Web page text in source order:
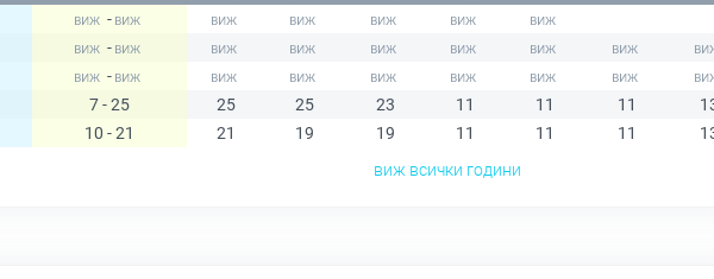
-
-
-
7 - 25 25 25 23 11 11 11
10 - 21 21 19 19 11 11 11
виж всички години